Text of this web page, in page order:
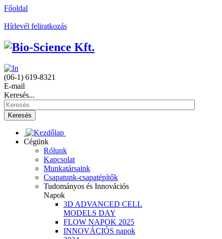
Főoldal
Hírlevél feliratkozás
(06-1) 619-8321
E-mail
Keresés...
Keresés
Cégünk
Rólunk
Kapcsolat
Munkatársaink
Csapatunk-csapatépítők
Tudományos és Innovációs
Napok
3D ADVANCED CELL
MODELS DAY
FLOW NAPOK 2025
INNOVÁCIÓS napok